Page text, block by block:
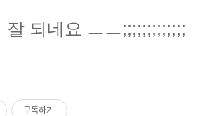
잘 되네요 ㅡㅡ;;;;;;;;;;;;;
구독하기